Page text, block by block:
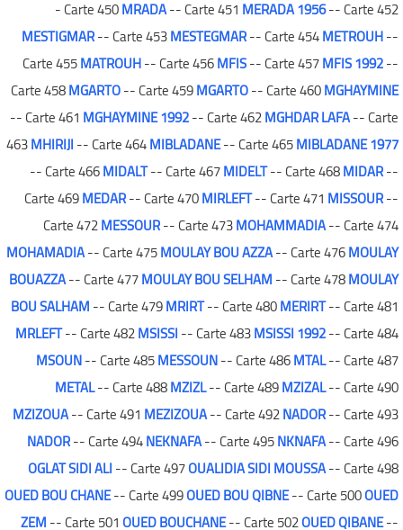
- Carte 450MRADA-- Carte 451 MERADA 1956-- Carte 452
MESTIGMAR-- Carte 453MESTEGMAR-- Carte 454METROUH--
Carte 455MATROUH-- Carte 456MFIS-- Carte 457MFIS 1992--
Carte 458MGARTO-- Carte 459MGARTO-- Carte 460MGHAYMINE
-- Carte 461 MGHAYMINE 1992-- Carte 462MGHDAR LAFA-- Carte
463MHIRIJI-- Carte 464MIBLADANE-- Carte 465MIBLADANE 1977
-- Carte 466MIDALT-- Carte 467MIDELT-- Carte 468MIDAR--
Carte 469MEDAR-- Carte 470MIRLEFT-- Carte 471 MISSOUR--
Carte 472MESSOUR-- Carte 473MOHAMMADIA-- Carte 474
MOHAMADIA-- Carte 475MOULAY BOU AZZA-- Carte 476MOULAY
BOUAZZA-- Carte 477MOULAY BOU SELHAM-- Carte 478MOULAY
BOU SALHAM-- Carte 479MRIRT-- Carte 480MERIRT-- Carte 481
MRLEFT-- Carte 482MSISSI-- Carte 483MSISSI 1992-- Carte 484
MSOUN-- Carte 485MESSOUN-- Carte 486MTAL-- Carte 487
METAL-- Carte 488MZIZL-- Carte 489MZIZAL-- Carte 490
MZIZOUA-- Carte 491 MEZIZOUA-- Carte 492NADOR-- Carte 493
NADOR-- Carte 494NEKNAFA-- Carte 495NKNAFA-- Carte 496
OGLAT SIDI ALI-- Carte 497OUALIDIA SIDI MOUSSA-- Carte 498
OUED BOU CHANE-- Carte 499OUED BOU QIBNE-- Carte 500OUED
ZEM-- Carte 501OUED BOUCHANE-- Carte 502OUED QIBANE--